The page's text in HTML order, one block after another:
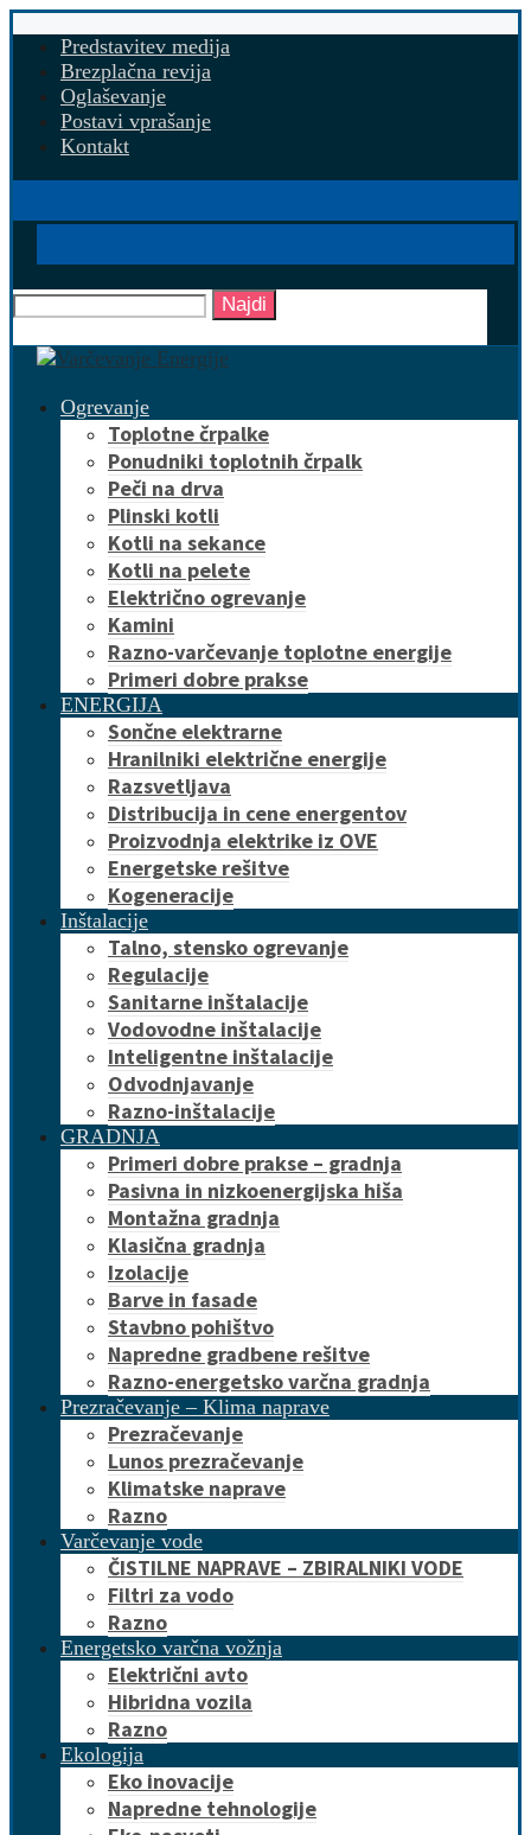
Predstavitev medija
Brezplačna revija
Oglaševanje
Postavi vprašanje
Kontakt
Najdi
Ogrevanje
Toplotne črpalke
Ponudniki toplotnih črpalk
Peči na drva
Plinski kotli
Kotli na sekance
Kotli na pelete
Električno ogrevanje
Kamini
Razno-varčevanje toplotne energije
Primeri dobre prakse
ENERGIJA
Sončne elektrarne
Hranilniki električne energije
Razsvetljava
Distribucija in cene energentov
Proizvodnja elektrike iz OVE
Energetske rešitve
Kogeneracije
Inštalacije
Talno, stensko ogrevanje
Regulacije
Sanitarne inštalacije
Vodovodne inštalacije
Inteligentne inštalacije
Odvodnjavanje
Razno-inštalacije
GRADNJA
Primeri dobre prakse – gradnja
Pasivna in nizkoenergijska hiša
Montažna gradnja
Klasična gradnja
Izolacije
Barve in fasade
Stavbno pohištvo
Napredne gradbene rešitve
Razno-energetsko varčna gradnja
Prezračevanje – Klima naprave
Prezračevanje
Lunos prezračevanje
Klimatske naprave
Razno
Varčevanje vode
ČISTILNE NAPRAVE – ZBIRALNIKI VODE
Filtri za vodo
Razno
Energetsko varčna vožnja
Električni avto
Hibridna vozila
Razno
Ekologija
Eko inovacije
Napredne tehnologije